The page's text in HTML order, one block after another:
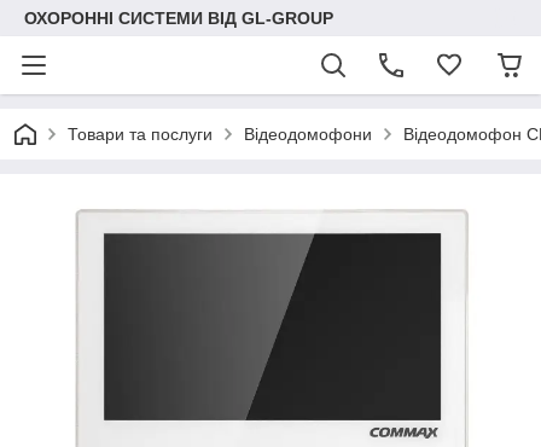
ОХОРОННІ СИСТЕМИ ВІД GL-GROUP
Товари та послуги Відеодомофони Відеодомофон